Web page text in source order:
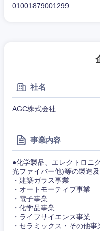
01001879001299
社名
AGC株式会社
事業内容
●化学製品、エレクトロニ
光ファイバー他)等の製造
・建築ガラス事業
・オートモーティブ事業
・電子事業
・化学品事業
・ライフサイエンス事業
・セラミックス・その他事
近畿地方
滋賀県